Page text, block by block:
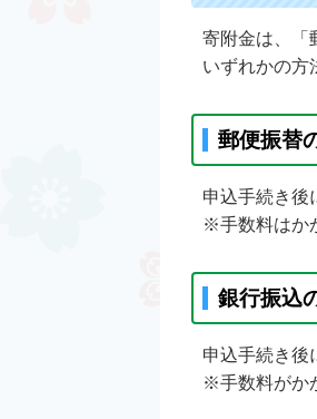
寄附金は、「
いずれかの方
郵便振替
申込手続き後
※手数料はか
銀行振込
申込手続き後
※手数料がか